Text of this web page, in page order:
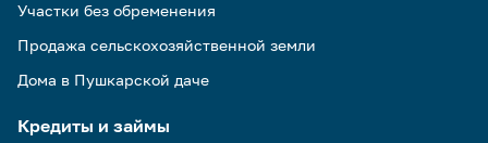
Участки без обременения
Продажа сельскохозяйственной земли
Дома в Пушкарской даче
Кредиты и займы